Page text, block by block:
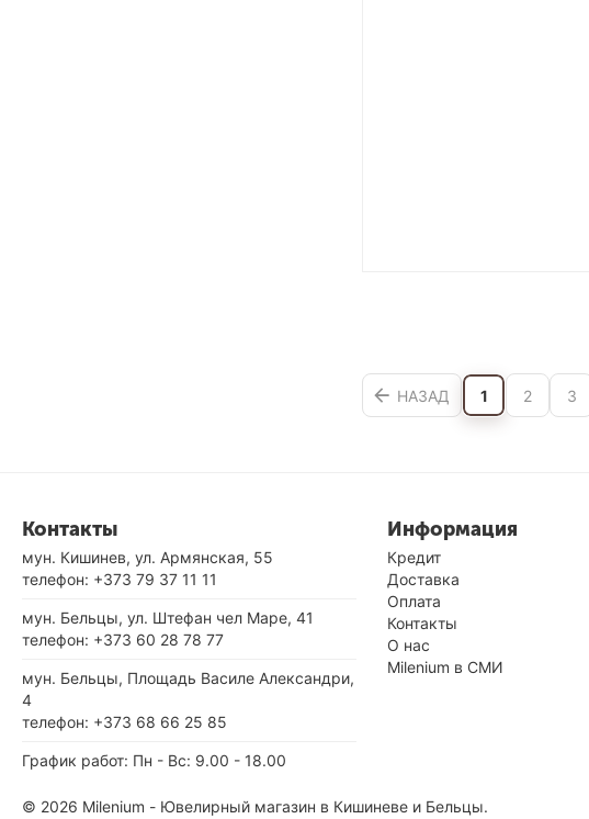
НАЗАД 1 2 3
Контакты
мун. Кишинев, ул. Армянская, 55
телефон: +373 79 37 11 11
мун. Бельцы, ул. Штефан чел Маре, 41
телефон: +373 60 28 78 77
мун. Бельцы, Площадь Василе Александри,
4
телефон: +373 68 66 25 85
График работ: Пн - Вс: 9.00 - 18.00
Информация
Кредит
Доставка
Оплата
Контакты
О нас
Milenium в СМИ
© 2026 Milenium - Ювелирный магазин в Кишиневе и Бельцы.